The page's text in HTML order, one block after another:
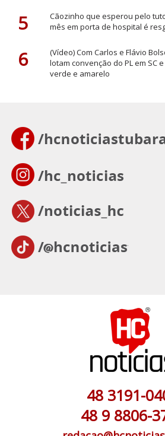
5
Cãozinho que esperou pelo
mês em porta de hospital é
6
(Vídeo) Com Carlos e Flávio
lotam convenção do PL em SC e
verde e amarelo
48 3191-
48 9 8806-